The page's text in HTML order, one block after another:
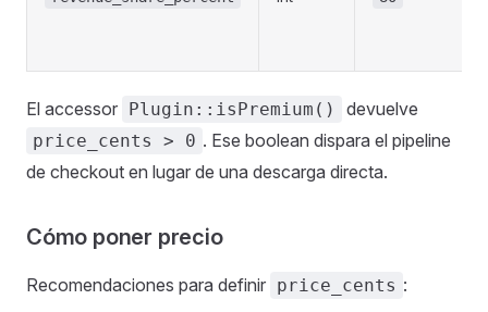
El accessor Plugin::isPremium() devuelve
price_cents > 0 . Ese boolean dispara el pipeline
de checkout en lugar de una descarga directa.
Cómo poner precio
Recomendaciones para definir price_cents :